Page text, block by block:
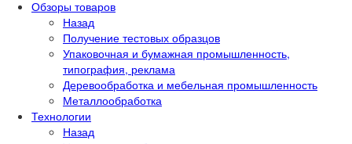
Обзоры товаров
Назад
Получение тестовых образцов
Упаковочная и бумажная промышленность,
типография, реклама
Деревообработка и мебельная промышленность
Металлообработка
Технологии
Назад